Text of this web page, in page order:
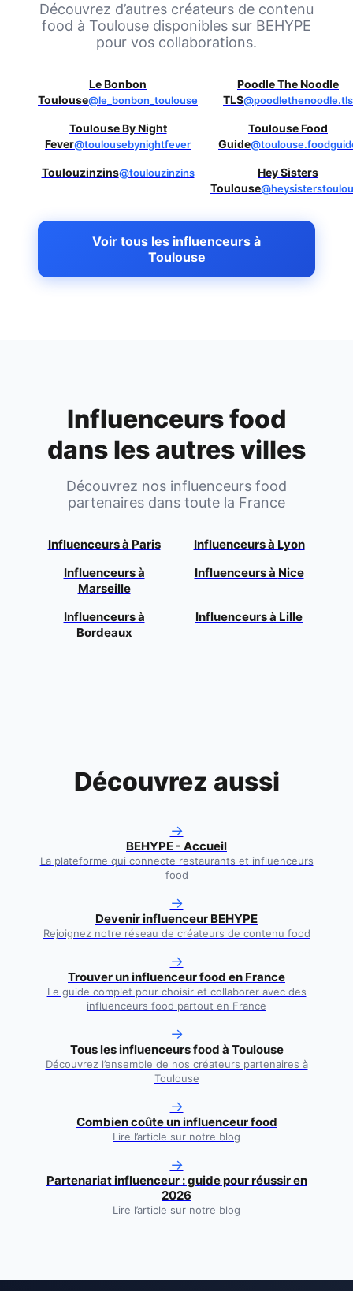
Découvrez d’autres créateurs de contenu
food à Toulouse disponibles sur BEHYPE
pour vos collaborations.
Le Bonbon
Toulouse@le_bonbon_toulouse
Poodle The Noodle
TLS@poodlethenoodle.tls
Toulouse By Night
Fever@toulousebynightfever
Toulouse Food
Guide
Toulouzinzins@toulouzinzins
Hey Sisters
Toulouse
Voir tous les influenceurs à
Toulouse
Influenceurs food
dans les autres villes
Découvrez nos influenceurs food
partenaires dans toute la France
Influenceurs à Paris Influenceurs à Lyon
Influenceurs à
Marseille
Influenceurs à Nice
Influenceurs à
Bordeaux
Influenceurs à Lille
Découvrez aussi
→
BEHYPE - Accueil
La plateforme qui connecte restaurants et influenceurs
food
→
Devenir influenceur BEHYPE
Rejoignez notre réseau de créateurs de contenu food
→
Trouver un influenceur food en France
Le guide complet pour choisir et collaborer avec des
influenceurs food partout en France
→
Tous les influenceurs food à Toulouse
Découvrez l’ensemble de nos créateurs partenaires à
Toulouse
→
Combien coûte un influenceur food
Lire l’article sur notre blog
→
Partenariat influenceur : guide pour réussir en
2026
Lire l’article sur notre blog